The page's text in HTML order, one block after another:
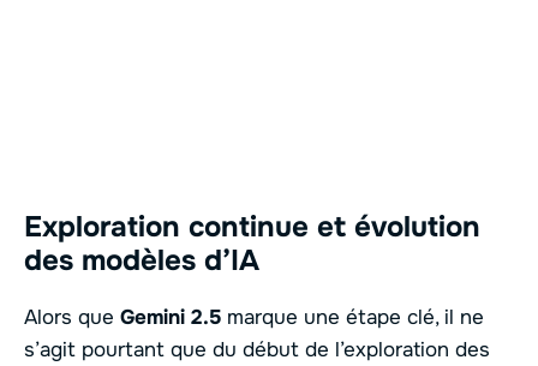
Exploration continue et évolution
des modèles d’IA
Alors que Gemini 2.5 marque une étape clé, il ne
s’agit pourtant que du début de l’exploration des